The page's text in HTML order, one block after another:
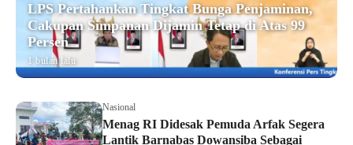
LPS Pertahankan Tingkat Bunga Penjaminan,
Cakupan Simpanan Dijamin Tetap di Atas 99
Persen
1 bulan lalu
Nasional
Menag RI Didesak Pemuda Arfak Segera
Lantik Barnabas Dowansiba Sebagai